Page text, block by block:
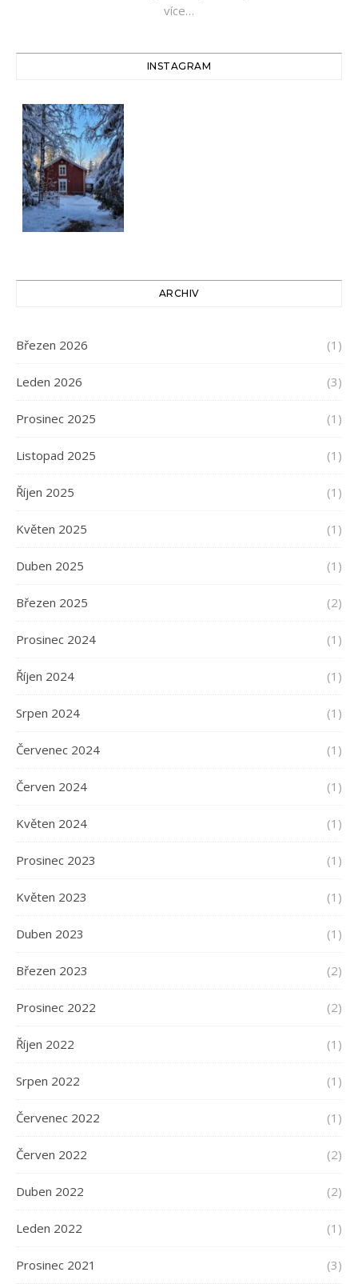
více…
INSTAGRAM
ARCHIV
Březen 2026 (1)
Leden 2026 (3)
Prosinec 2025 (1)
Listopad 2025 (1)
Říjen 2025 (1)
Květen 2025 (1)
Duben 2025 (1)
Březen 2025 (2)
Prosinec 2024 (1)
Říjen 2024 (1)
Srpen 2024 (1)
Červenec 2024 (1)
Červen 2024 (1)
Květen 2024 (1)
Prosinec 2023 (1)
Květen 2023 (1)
Duben 2023 (1)
Březen 2023 (2)
Prosinec 2022 (2)
Říjen 2022 (1)
Srpen 2022 (1)
Červenec 2022 (1)
Červen 2022 (2)
Duben 2022 (2)
Leden 2022 (1)
Prosinec 2021 (3)